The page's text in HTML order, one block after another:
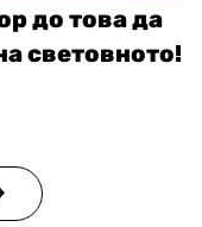
до това да
световното!